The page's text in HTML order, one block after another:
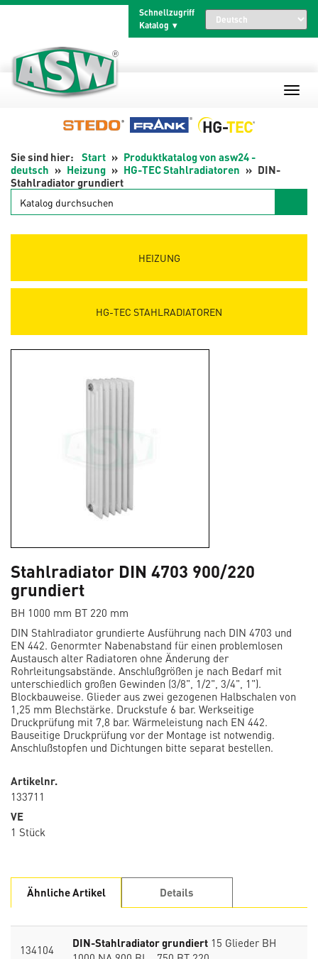
Schnellzugriff
Katalog
Start
Produktkatalog von asw24 -
deutsch
Heizung HG-TEC Stahlradiatoren
DIN-
Stahlradiator grundiert
Katalog
durchsuchen
HEIZUNG
HG-TEC STAHLRADIATOREN
Stahlradiator DIN 4703 900/220
grundiert
BH 1000 mm BT 220 mm
DIN Stahlradiator grundierte Ausführung nach DIN 4703 und
EN 442. Genormter Nabenabstand für einen problemlosen
Austausch alter Radiatoren ohne Änderung der
Rohrleitungsabstände. Anschlußgrößen je nach Bedarf mit
unterschiedlich großen Gewinden (3/8", 1/2", 3/4", 1").
Blockbauweise. Glieder aus zwei gezogenen Halbschalen von
1,25 mm Blechstärke. Druckstufe 6 bar. Werkseitige
Druckprüfung mit 7,8 bar. Wärmeleistung nach EN 442.
Bauseitige Druckprüfung vor der Montage ist notwendig.
Anschlußstopfen und Dichtungen bitte separat bestellen.
Artikelnr.
133711
VE
1 Stück
Ähnliche Artikel Details
134104 DIN-Stahlradiator grundiert 15 Glieder BH